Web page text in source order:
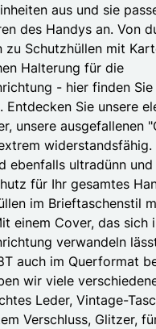
aus und sie
des Handys an. Von
zu Schutzhüllen mit
Halterung für die
- hier finden
Entdecken Sie unsere
unsere ausgefallenen
widerstandsfähig.
ebenfalls ultradünn
für Ihr gesamtes
im Brieftaschenstil
einem Cover, das sich
verwandeln
auch im Querformat
wir viele
Leder, Vintage-
Verschluss, Glitzer,